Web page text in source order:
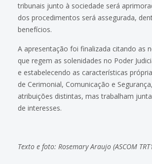
tribunais junto à sociedade será
dos procedimentos será assegurada,
benefícios.
A apresentação foi finalizada citando as
que regem as solenidades no Poder
e estabelecendo as características
de Cerimonial, Comunicação e
atribuições distintas, mas trabalham
de interesses.
Texto e foto: Rosemary Araujo (ASCOM